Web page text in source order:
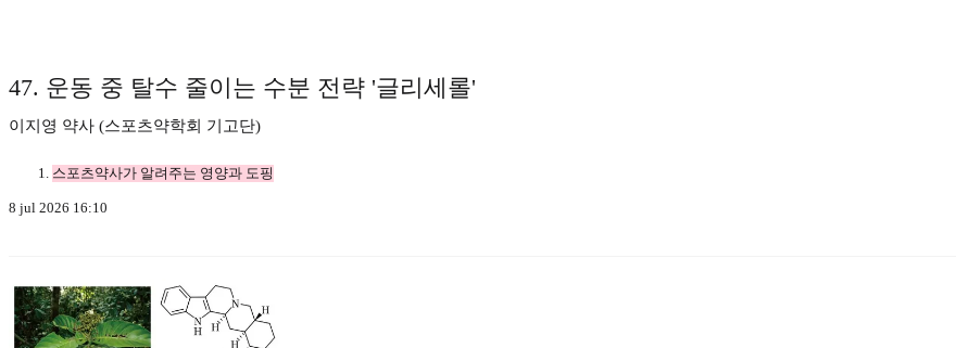
47. 운동 중 탈수 줄이는 수분 전략 '글리세롤'
이지영 약사 (스포츠약학회 기고단)
스포츠약사가 알려주는 영양과 도핑
8 jul 2026 16:10